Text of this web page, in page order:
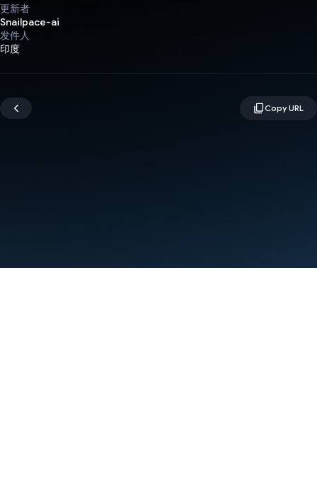
更新者
Snailpace-ai
发件人
印度